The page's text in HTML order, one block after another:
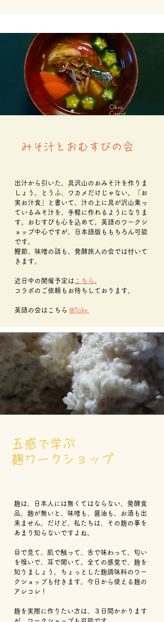
​みそ汁とおむすびの会
出汁から引いた、具沢山のおみそ汁を作りま
しょう。とうふ、ワカメだけじゃない。「お
実お汁食」と書いて、汁の上に具が沢山乗っ
ているみそ汁を、手軽に作れるようになりま
す。おむすびも心を込めて。英語のワークシ
ョップ中心ですが、日本語版ももちろん可能
です。
鰹節、味噌の話も、発酵旅人の会では付いて
きます。
近日中の開催予定は こちら 。
コラボのご依頼もお待ちしております。
英語の会はこちら @Toky
五感で学ぶ
麹ワークショップ
麹は、日本人には無くてはならない、発酵食
品。麹が無いと、味噌も、醤油も、お酒も出
来ません。だけど、私たちは、その麹の事を
あまり知らないですよね。
目で見て、肌で触って、舌で味わって、匂い
を嗅いで、耳で聞いて。全ての感覚で、麹を
知りましょう。ちょっとした麹調味料のワー
クショップも付きます。今日から使える麹の
アレコレ！
麹を実際に作りたい方は、３日間かかります